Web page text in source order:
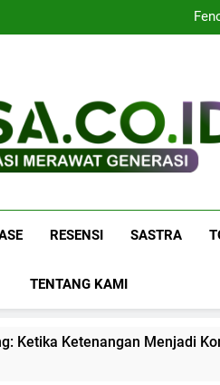
RESENSI SASTRA
TENTANG KAMI
Ketenangan Menjadi